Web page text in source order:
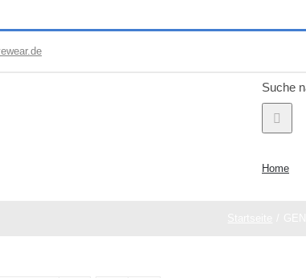
Suche
Home